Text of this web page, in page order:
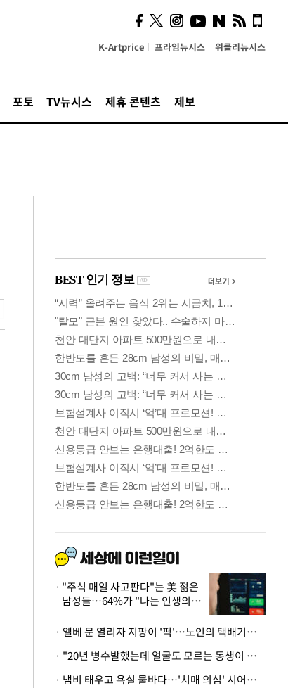
K-Artprice 프라임뉴시스 위클리뉴시스
포토 TV뉴시스 제휴 콘텐츠 제보
시, 스마트폰 액세서리에
NFC 더했다
"주식 매일 사고판다"는 美 젊은
남성들…64%가 "나는 인생의
· 엘베 문 열리자 지팡이 '퍽'…노인의 택배기사 폭행 이유
· "20년 병수발했는데 얼굴도 모르는 동생이 유산 절반을"…배다른 형제 상속권 있을까
· 냄비 태우고 욕실 물바다…'치매 의심' 시어머니 검사 권유했다가 '날벼락'